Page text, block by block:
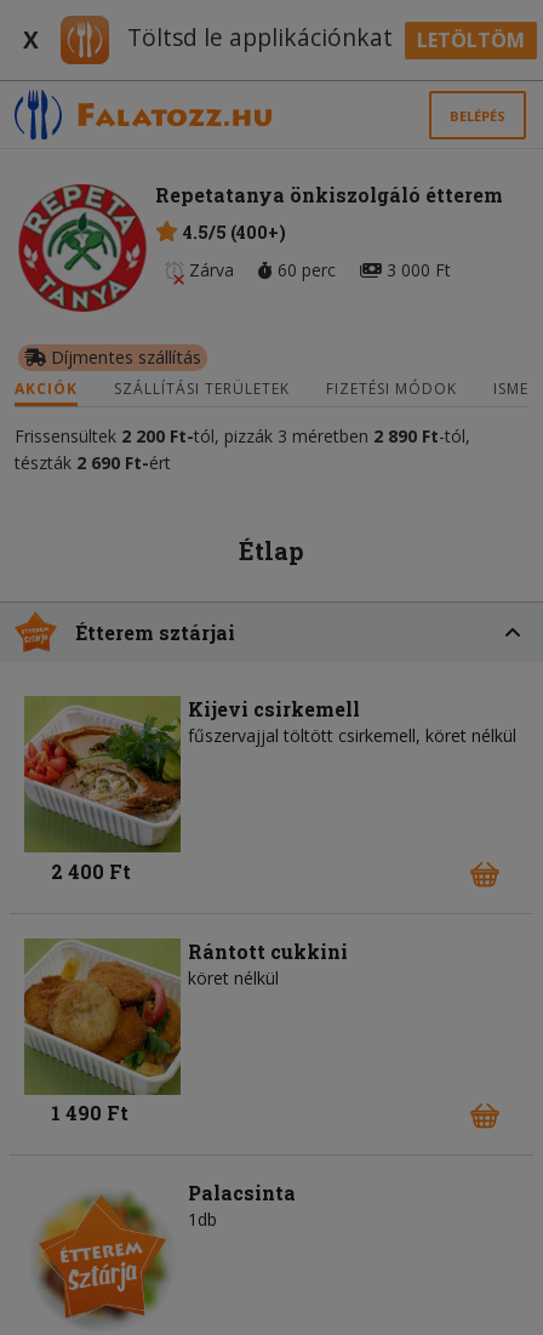
X Töltsd le applikációnkat LETÖLTÖM
BELÉPÉS
Repetatanya önkiszolgáló étterem
4.5/5 (400+)
Zárva
60 perc 3 000 Ft
Díjmentes szállítás
AKCIÓK SZÁLLÍTÁSI TERÜLETEK FIZETÉSI MÓDOK
Frissensültek 2 200 Ft-tól, pizzák 3 méretben 2 890 Ft-tól,
tészták 2 690 Ft-ért
Étlap
Étterem sztárjai
Kijevi csirkemell
fűszervajjal töltött csirkemell, köret nélkül
2 400 Ft
Rántott cukkini
köret nélkül
1 490 Ft
Palacsinta
1db